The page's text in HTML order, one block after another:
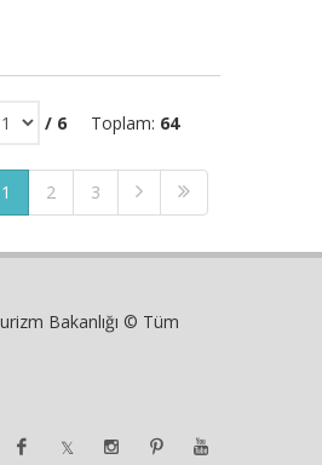
/ 6 Toplam: 64
1 2 3
Bakanlığı © Tüm